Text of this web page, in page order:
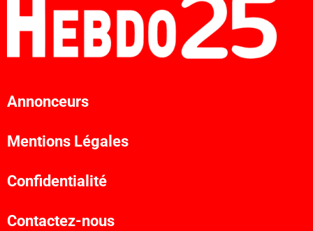
Annonceurs
Mentions Légales
Confidentialité
Contactez-nous